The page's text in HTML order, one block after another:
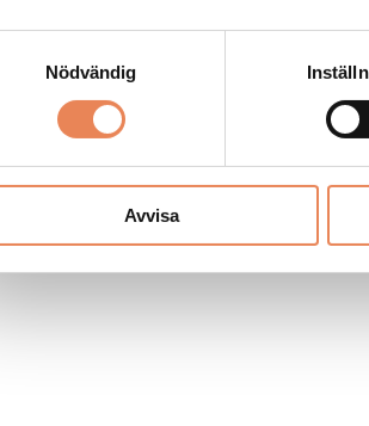
Nödvändig
Avvisa
OM BESÖKSLIV